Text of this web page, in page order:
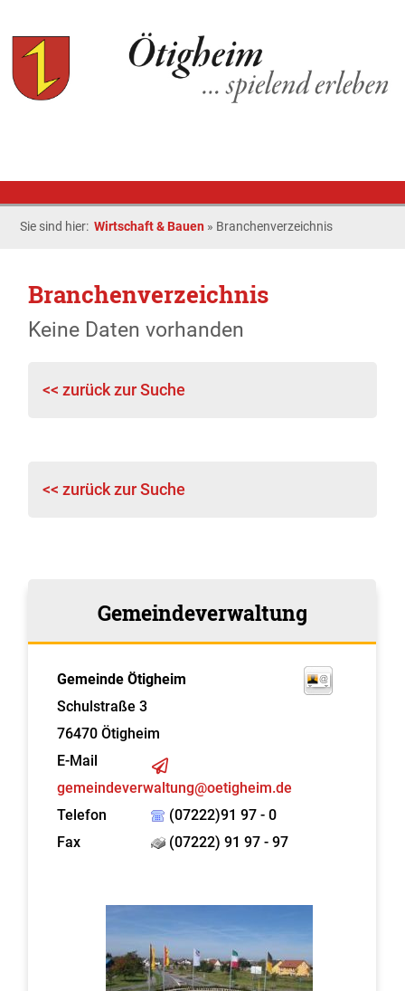
Sie sind hier:Wirtschaft & Bauen » Branchenverzeichnis
Branchenverzeichnis
Keine Daten vorhanden
<< zurück zur Suche
<< zurück zur Suche
Gemeindeverwaltung
Gemeinde Ötigheim
Schulstraße 3
76470 Ötigheim
E-Mail
gemeindeverwaltung@oetigheim.de
Telefon
(07222)91 97 - 0
Fax
(07222) 91 97 - 97